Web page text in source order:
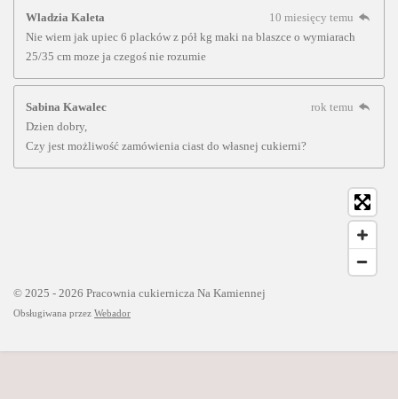
Wladzia Kaleta
10 miesięcy temu
Nie wiem jak upiec 6 placków z pół kg maki na blaszce o wymiarach
25/35 cm moze ja czegoś nie rozumie
Sabina Kawalec
rok temu
Dzien dobry,
Czy jest możliwość zamówienia ciast do własnej cukierni?
© 2025 - 2026 Pracownia cukiernicza Na Kamiennej
Obsługiwana przez Webador